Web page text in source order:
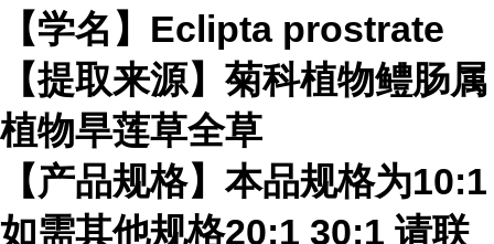
【学名】Eclipta prostrate
【提取来源】菊科植物鳢肠属
植物旱莲草全草
【产品规格】本品规格为10:1
如需其他规格20:1 30:1 请联